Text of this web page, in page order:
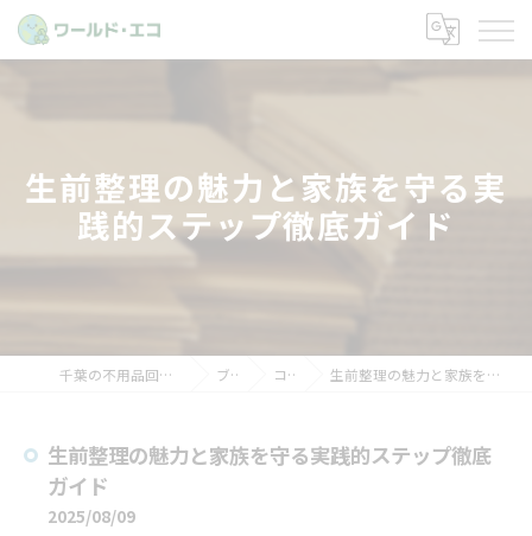
生前整理の魅力と家族を守る実
践的ステップ徹底ガイド
千葉の不用品回収ならワールド・エコ ブログ コラム 生前整理の魅力と家族を守る実践的ステップ徹底ガイド
生前整理の魅力と家族を守る実践的ステップ徹底
ガイド
2025/08/09